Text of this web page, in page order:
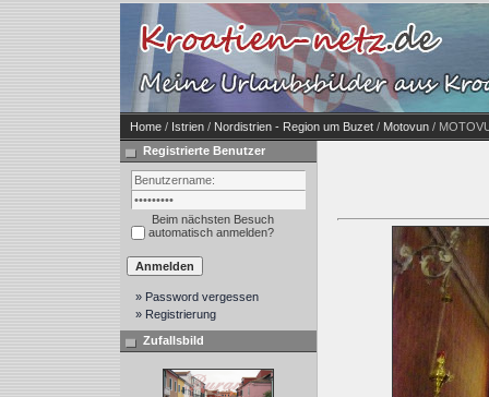
Home / Istrien / Nordistrien - Region um Buzet / Motovun /
Registrierte Benutzer
Beim nächsten Besuch
automatisch anmelden?
» Password vergessen
» Registrierung
Zufallsbild